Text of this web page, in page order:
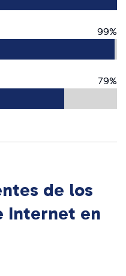
99%
79%
de los
Internet en